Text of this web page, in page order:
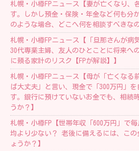
札幌・小樽FPニュース【妻が亡くなり、
す。しかし預金・保険・年金など何も分
のような場合、どこへ何を相談すべきな
札幌・小樽FPニュース【「旦那さんが病
30代専業主婦、友人のひとことに将来
に頼る家計のリスク【FPが解説】】
札幌・小樽FPニュース【母が「亡くなる
ば大丈夫」と言い、現金で「300万円」
す。銀行に預けていないお金でも、相続
うか？】
札幌・小樽FP【 世帯年収「600万円」で
均より少ない？ 老後に備えるには、この
ょうか？】